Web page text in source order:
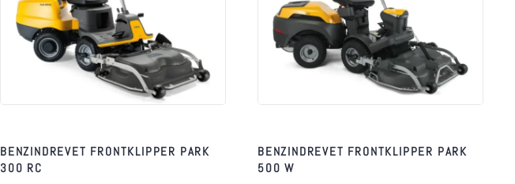
BENZINDREVET FRONTKLIPPER PARK
300 RC
BENZINDREVET FRONTKLIPPER PARK
500 W